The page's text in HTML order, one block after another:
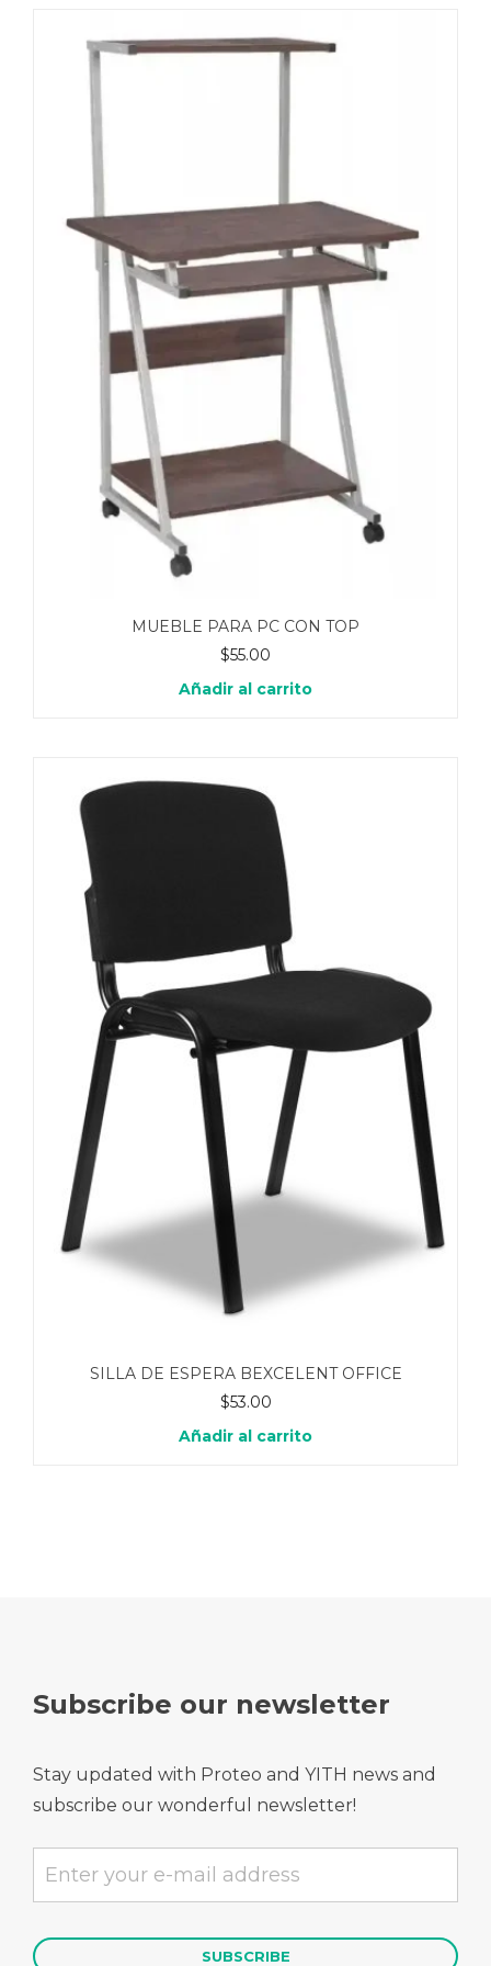
MUEBLE PARA PC CON TOP
$55.00
Añadir al carrito
SILLA DE ESPERA BEXCELENT OFFICE
$53.00
Añadir al carrito
Subscribe our newsletter
Stay updated with Proteo and YITH news and
subscribe our wonderful newsletter!